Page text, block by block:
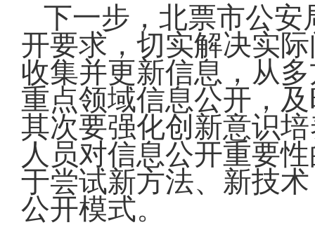
下一步，北票市公
开要求，切实解决实
收集并更新信息，从
重点领域信息公开，
其次要强化创新意识
人员对信息公开重要
于尝试新方法、新技
公开模式。